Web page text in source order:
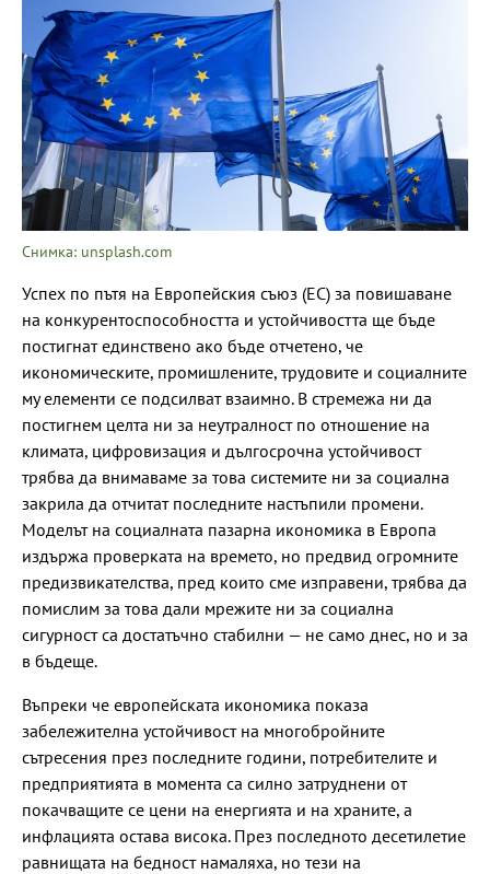
Снимка: unsplash.com
Успех по пътя на Европейския съюз (ЕС) за повишаване
на конкурентоспособността и устойчивостта ще бъде
постигнат единствено ако бъде отчетено, че
икономическите, промишлените, трудовите и социалните
му елементи се подсилват взаимно. В стремежа ни да
постигнем целта ни за неутралност по отношение на
климата, цифровизация и дългосрочна устойчивост
трябва да внимаваме за това системите ни за социална
закрила да отчитат последните настъпили промени.
Моделът на социалната пазарна икономика в Европа
издържа проверката на времето, но предвид огромните
предизвикателства, пред които сме изправени, трябва да
помислим за това дали мрежите ни за социална
сигурност са достатъчно стабилни — не само днес, но и за
в бъдеще.
Въпреки че европейската икономика показа
забележителна устойчивост на многобройните
сътресения през последните години, потребителите и
предприятията в момента са силно затруднени от
покачващите се цени на енергията и на храните, а
инфлацията остава висока. През последното десетилетие
равнищата на бедност намаляха, но тези на